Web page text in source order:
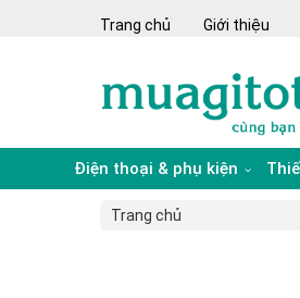
Trang chủ Giới thiệu
Điện thoại & phụ kiện
Trang chủ